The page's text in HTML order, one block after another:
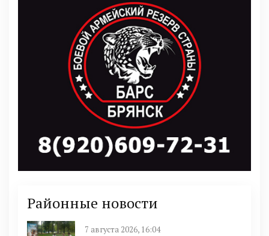
Районные новости
7 августа 2026, 16:04